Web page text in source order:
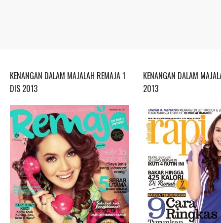
KENANGAN DALAM MAJALAH REMAJA 1
DIS 2013
KENANGAN DALAM
2013